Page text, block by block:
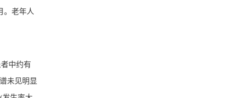
。老年人
中约有
未见明显